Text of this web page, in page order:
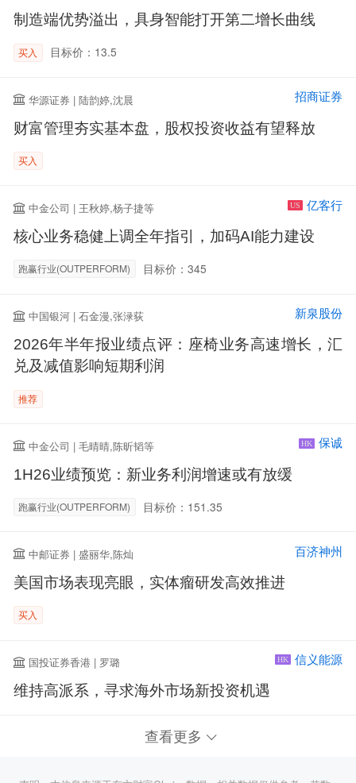
制造端优势溢出，具身智能打开第二增长曲线
买入 目标价：13.5
华源证券 | 陆韵婷,沈晨 招商证券
财富管理夯实基本盘，股权投资收益有望释放
买入
中金公司 | 王秋婷,杨子捷等 US 亿客行
核心业务稳健上调全年指引，加码AI能力建设
跑赢行业(OUTPERFORM) 目标价：345
中国银河 | 石金漫,张渌荻 新泉股份
2026年半年报业绩点评：座椅业务高速增长，汇
兑及减值影响短期利润
推荐
中金公司 | 毛晴晴,陈昕韬等 HK 保诚
1H26业绩预览：新业务利润增速或有放缓
跑赢行业(OUTPERFORM) 目标价：151.35
中邮证券 | 盛丽华,陈灿 百济神州
美国市场表现亮眼，实体瘤研发高效推进
买入
国投证券香港 | 罗璐 HK 信义能源
维持高派系，寻求海外市场新投资机遇
查看更多